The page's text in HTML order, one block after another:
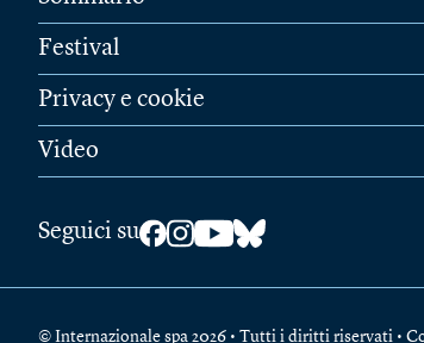
Festival
Privacy e cookie
Video
Seguici su
© Internazionale spa 2026 • Tutti i diritti riservati •